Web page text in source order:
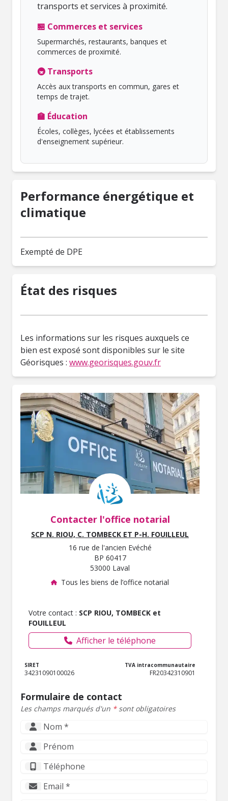
transports et services à proximité.
🏪 Commerces et services
Supermarchés, restaurants, banques et
commerces de proximité.
🚇 Transports
Accès aux transports en commun, gares et
temps de trajet.
🏫 Éducation
Écoles, collèges, lycées et établissements
d'enseignement supérieur.
Performance énergétique et
climatique
Exempté de DPE
État des risques
Les informations sur les risques auxquels ce
bien est exposé sont disponibles sur le site
Géorisques : www.georisques.gouv.fr
Contacter l'office notarial
SCP N. RIOU, C. TOMBECK ET P-H. FOUILLEUL
16 rue de l'ancien Evéché
BP 60417
53000 Laval
Tous les biens de l’office notarial
Votre contact : SCP RIOU, TOMBECK et
FOUILLEUL
Afficher le téléphone
SIRET
34231090100026
TVA intracommunautaire
FR20342310901
Formulaire de contact
Les champs marqués d'un *sont obligatoires